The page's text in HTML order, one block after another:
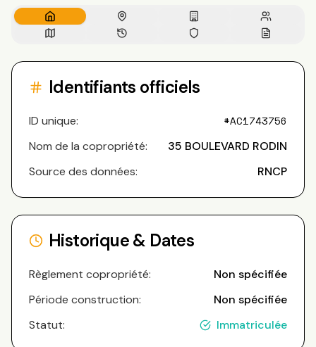
Identifiants officiels
ID unique: #AC1743756
Nom de la copropriété:
35 BOULEVARD RODIN
Source des données:
RNCP
Historique & Dates
Règlement copropriété:
Non spécifiée
Période construction:
Non spécifiée
Statut:
Immatriculée